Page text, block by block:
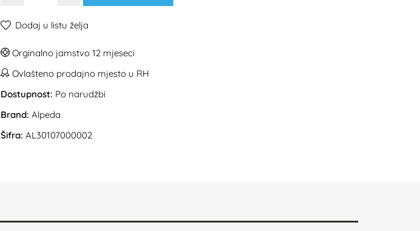
Dodaj u listu želja
Orginalno jamstvo 12 mjeseci
Ovlašteno prodajno mjesto u RH
Dostupnost: Po narudžbi
Brand: Alpeda
Šifra: AL30107000002